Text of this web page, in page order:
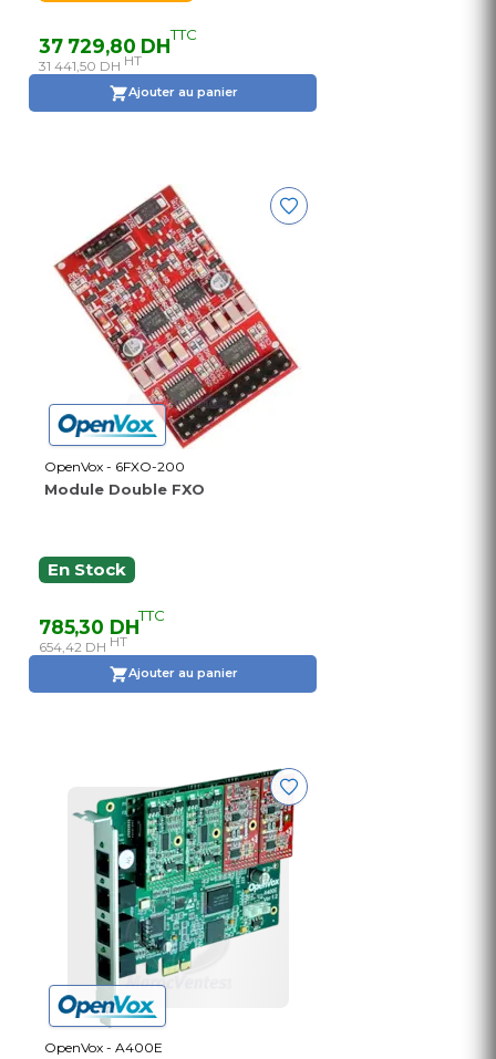
37 729,80 DHTTC
31 441,50 DH HT
Ajouter au panier
OpenVox - 6FXO-200
Module Double FXO
En Stock
785,30 DHTTC
654,42 DH HT
Ajouter au panier
OpenVox - A400E